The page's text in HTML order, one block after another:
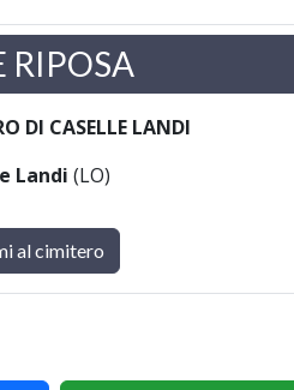
RIPOSA
DI CASELLE LANDI
Landi (LO)
al cimitero